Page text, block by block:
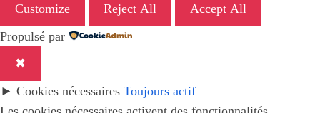
Customize Reject All
Accept All
Propulsé par
✖
► Cookies nécessaires Toujours actif